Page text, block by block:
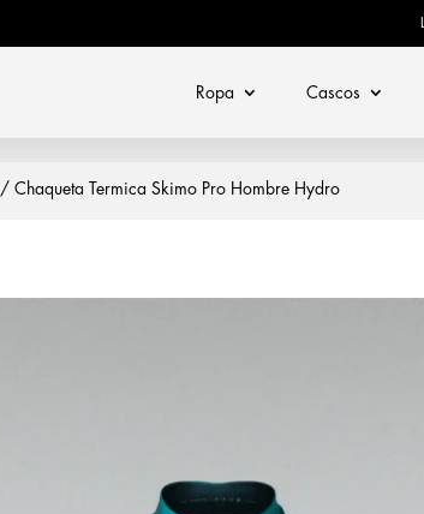
Ropa Cascos
/ Chaqueta Termica Skimo Pro Hombre Hydro